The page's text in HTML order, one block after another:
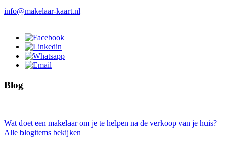
info@makelaar-kaart.nl
Blog
Wat doet een makelaar om je te helpen na de verkoop van je huis?
Alle blogitems bekijken